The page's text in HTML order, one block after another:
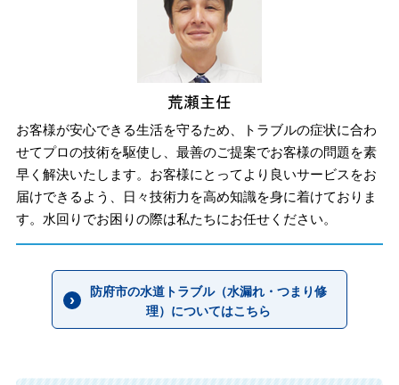
お客様が安心できる生活を守るため、トラブルの症状に合わ
せてプロの技術を駆使し、最善のご提案でお客様の問題を素
早く解決いたします。お客様にとってより良いサービスをお
届けできるよう、日々技術力を高め知識を身に着けておりま
す。水回りでお困りの際は私たちにお任せください。
防府市の水道トラブル（水漏れ・つまり修
理）についてはこちら